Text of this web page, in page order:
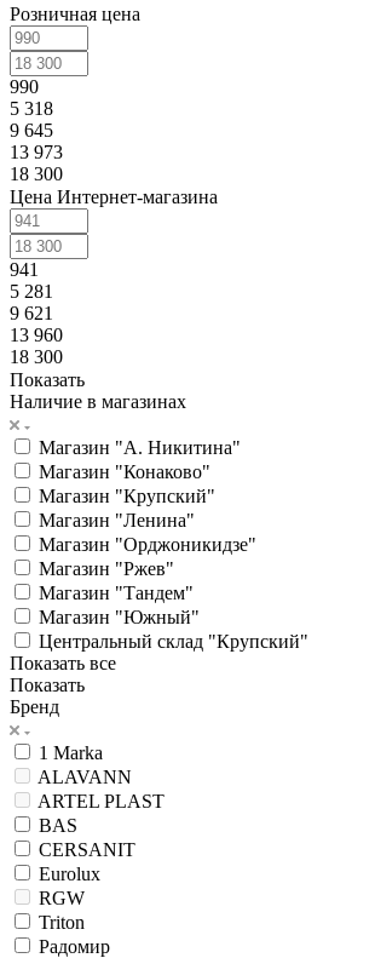
Розничная цена
990
5 318
9 645
13 973
18 300
Цена Интернет-магазина
941
5 281
9 621
13 960
18 300
Показать
Наличие в магазинах
Магазин "А. Никитина"
Магазин "Конаково"
Магазин "Крупский"
Магазин "Ленина"
Магазин "Орджоникидзе"
Магазин "Ржев"
Магазин "Тандем"
Магазин "Южный"
Центральный склад "Крупский"
Показать все
Показать
Бренд
1 Marka
ALAVANN
ARTEL PLAST
BAS
CERSANIT
Eurolux
RGW
Triton
Радомир